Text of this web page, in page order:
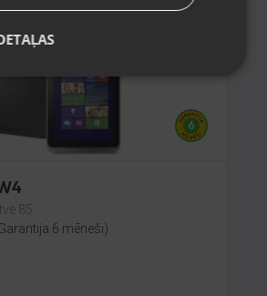
85
6 mēneši)